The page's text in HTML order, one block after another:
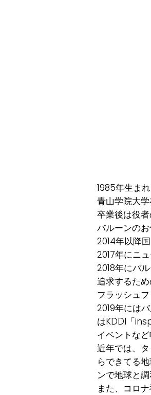
1985年生ま
⻘山学院大
卒業後は役
バルーンのお
2014年以降
2017年にニ
2018年にバ
追求するた
フラッシュ
2019年には
はKDDI「
イベントなど
近年では、
らできてる
ンで地球と
また、コロ